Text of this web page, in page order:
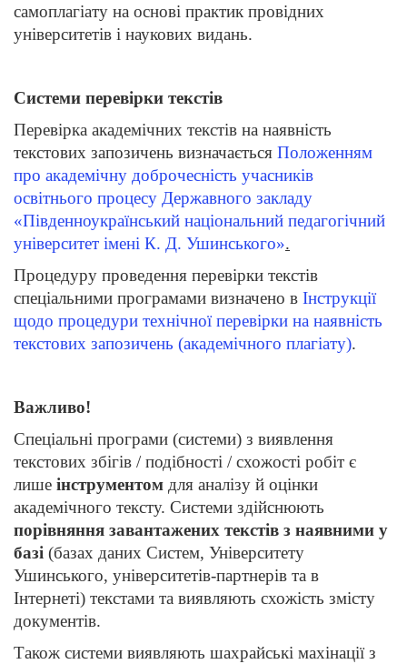
самоплагіату на основі практик провідних
університетів і наукових видань.
Системи перевірки текстів
Перевірка академічних текстів на наявність
текстових запозичень визначається Положенням
про академічну доброчесність учасників
освітнього процесу Державного закладу
«Південноукраїнський національний педагогічний
університет імені К. Д. Ушинського».
Процедуру проведення перевірки текстів
спеціальними програмами визначено в Інструкції
щодо процедури технічної перевірки на наявність
текстових запозичень (академічного плагіату).
Важливо!
Спеціальні програми (системи) з виявлення
текстових збігів / подібності / схожості робіт є
лише інструментом для аналізу й оцінки
академічного тексту. Системи здійснюють
порівняння завантажених текстів з наявними у
базі (базах даних Систем, Університету
Ушинського, університетів-партнерів та в
Інтернеті) текстами та виявляють схожість змісту
документів.
Також системи виявляють шахрайські махінації з